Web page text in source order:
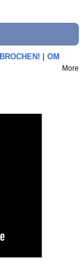
| OM
More